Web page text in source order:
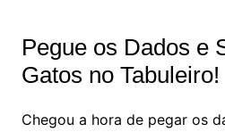
Pegue os Dados e
Gatos no Tabuleiro!
Chegou a hora de pegar os